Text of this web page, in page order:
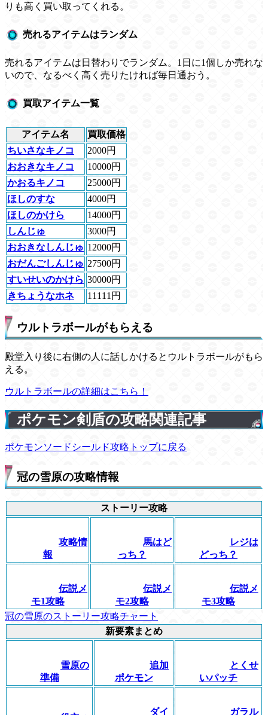
りも高く買い取ってくれる。
売れるアイテムはランダム
売れるアイテムは日替わりでランダム。1日に1個しか売れな
いので、なるべく高く売りたければ毎日通おう。
買取アイテム一覧
アイテム名
買取価格
ちいさなキノコ
2000円
おおきなキノコ
10000円
かおるキノコ
25000円
ほしのすな
4000円
ほしのかけら
14000円
しんじゅ
3000円
おおきなしんじゅ 12000円
おだんごしんじゅ 27500円
すいせいのかけら 30000円
きちょうなホネ
11111円
ウルトラボールがもらえる
殿堂入り後に右側の人に話しかけるとウルトラボールがもら
える。
ウルトラボールの詳細はこちら！
ポケモン剣盾の攻略関連記事
ポケモンソードシールド攻略トップに戻る
冠の雪原の攻略情報
ストーリー攻略
攻略情
報
馬はど
っち？
レジは
どっち？
伝説メ
モ1攻略
伝説メ
モ2攻略
伝説メ
モ3攻略
冠の雪原のストーリー攻略チャート
新要素まとめ
雪原の
準備
追加
ポケモン
とくせ
いパッチ
ダイ ガラル